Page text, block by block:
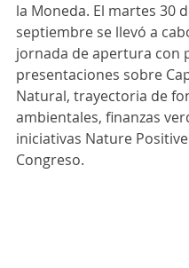
la Moneda. El martes 30
septiembre se llevó a
jornada de apertura con
presentaciones sobre
Natural, trayectoria de
ambientales, finanzas
iniciativas Nature
Congreso.